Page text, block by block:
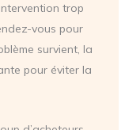
trop
vous pour
survient, la
pour éviter la